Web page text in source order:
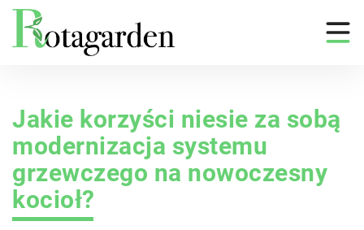
Jakie korzyści niesie za sobą
modernizacja systemu
grzewczego na nowoczesny
kocioł?